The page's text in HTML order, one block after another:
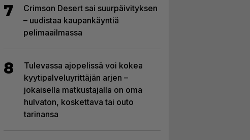
7
Crimson Desert sai suurpäivityksen
– uudistaa kaupankäyntiä
pelimaailmassa
8
Tulevassa ajopelissä voi kokea
kyytipalveluyrittäjän arjen –
jokaisella matkustajalla on oma
hulvaton, koskettava tai outo
tarinansa